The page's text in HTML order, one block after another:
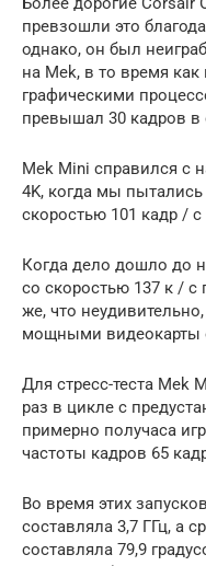
превзошли это
однако, он был
на Mek, в то время
графическими
превышал 30 кадров в
Mek Mini справился с
4K, когда мы пытались
скоростью 101 кадр /
Когда дело дошло до
со скоростью 137 к / с
же, что
мощными видеокарты
Для стресс-теста
раз в цикле с
примерно получаса
частоты кадров 65
Во время этих
составляла 3,7 ГГц, а
составляла 79,9